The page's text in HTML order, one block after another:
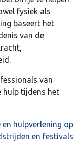
fysiek als
baseert het
van de
van
hulp tijdens het
en hulpverlening op
en festivals